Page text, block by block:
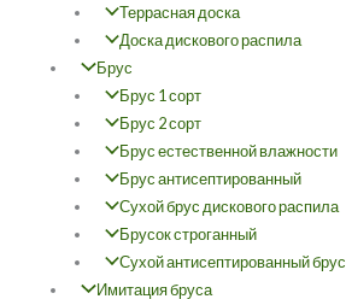
Террасная доска
Доска дискового распила
Брус
Брус 1 сорт
Брус 2 сорт
Брус естественной влажности
Брус антисептированный
Сухой брус дискового распила
Брусок строганный
Сухой антисептированный брус
Имитация бруса